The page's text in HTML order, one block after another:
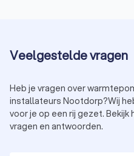
installateur controleert de
doorgevoerd.
Stap 8: Oplevering en
Veelgestelde vragen
Heb je vragen over
installateurs Nootdorp?Wij
voor je op een rij gezet.
vragen en antwoorden.